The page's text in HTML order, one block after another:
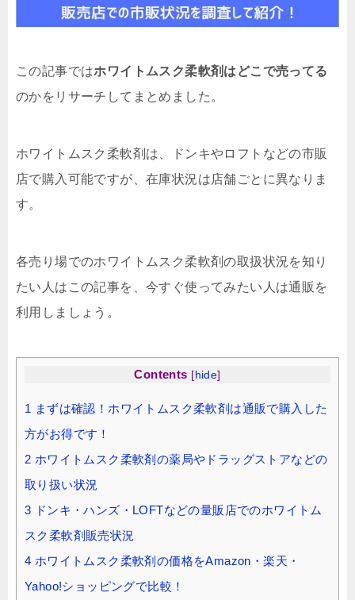
この記事ではホワイトムスク柔軟剤はどこで売ってる
のかをリサーチしてまとめました。
ホワイトムスク柔軟剤は、ドンキやロフトなどの市販
店で購入可能ですが、在庫状況は店舗ごとに異なりま
す。
各売り場でのホワイトムスク柔軟剤の取扱状況を知り
たい人はこの記事を、今すぐ使ってみたい人は通販を
利用しましょう。
Contents [ hide]
1 まずは確認！ホワイトムスク柔軟剤は通販で購入した
方がお得です！
2 ホワイトムスク柔軟剤の薬局やドラッグストアなどの
取り扱い状況
3 ドンキ・ハンズ・LOFTなどの量販店でのホワイトム
スク柔軟剤販売状況
4 ホワイトムスク柔軟剤の価格をAmazon・楽天・
Yahoo!ショッピングで比較！